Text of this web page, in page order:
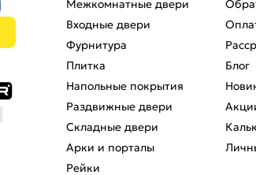
Межкомнатные двери
Входные двери
Фурнитура
Плитка
Напольные покрытия
Раздвижные двери
Складные двери
Арки и порталы
Рейки
Блог